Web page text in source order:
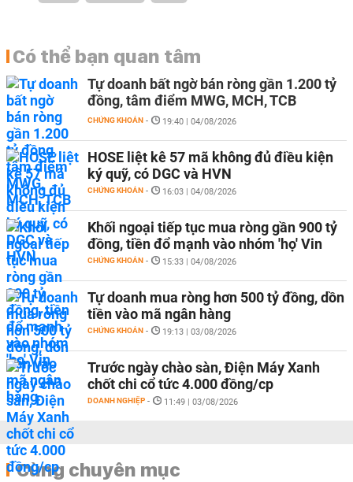
Có thể bạn quan tâm
Tự doanh bất ngờ bán ròng gần 1.200 tỷ
đồng, tâm điểm MWG, MCH, TCB
CHỨNG KHOÁN - 19:40 | 04/08/2026
HOSE liệt kê 57 mã không đủ điều kiện
ký quỹ, có DGC và HVN
CHỨNG KHOÁN - 16:03 | 04/08/2026
Khối ngoại tiếp tục mua ròng gần 900 tỷ
đồng, tiền đổ mạnh vào nhóm 'họ' Vin
CHỨNG KHOÁN - 15:33 | 04/08/2026
Tự doanh mua ròng hơn 500 tỷ đồng, dồn
tiền vào mã ngân hàng
CHỨNG KHOÁN - 19:13 | 03/08/2026
Trước ngày chào sàn, Điện Máy Xanh
chốt chi cổ tức 4.000 đồng/cp
DOANH NGHIỆP - 11:49 | 03/08/2026
Cùng chuyên mục